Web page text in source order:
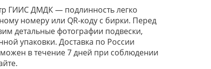
ГИИС ДМДК — подлинность легко
номеру или QR-коду с бирки. Перед
детальные фотографии подвески,
упаковки. Доставка по России
в течение 7 дней при соблюдении